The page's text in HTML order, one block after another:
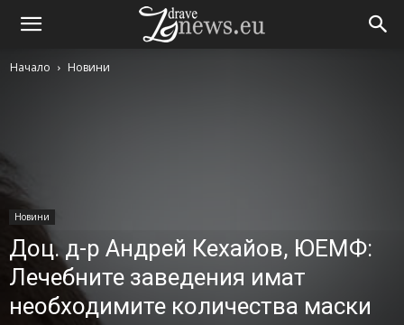
Начало Новини
Новини
Доц. д-р Андрей Кехайов, ЮЕМФ:
Лечебните заведения имат
необходимите количества маски